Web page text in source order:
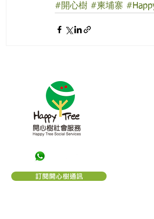
#開心樹 #柬埔寨
訂閱開心樹通訊